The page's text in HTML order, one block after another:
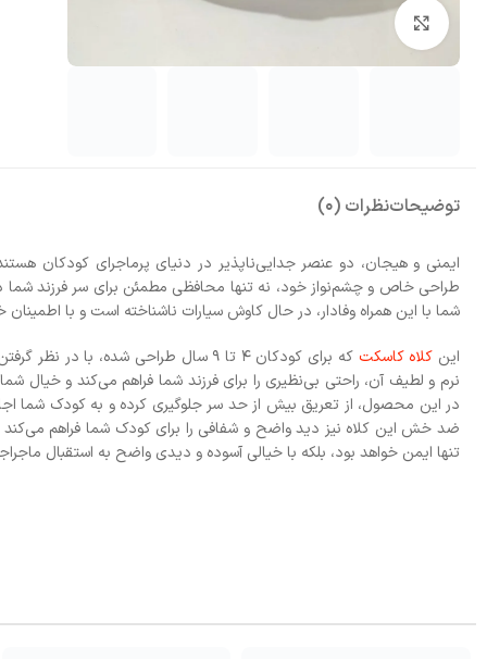
بزرگنمایی تصویر
توضیحاتنظرات (0)
ایمنی و هیجان، دو عنصر جدایی‌ناپذیر در دنیای پرماجرای کودکان
طراحی خاص و چشم‌نواز خود، نه تنها محافظی مطمئن برای سر فرزند شما
شما با این همراه وفادار، در حال کاوش سیارات ناشناخته است و با اطمینان
این کلاه کاسکت
که برای کودکان 4 تا 9 سال طراحی
نرم و لطیف آن، راحتی بی‌نظیری را برای فرزند شما فراهم می‌کند و خیال
در این محصول، از تعریق بیش از حد سر جلوگیری کرده و به کودک شما
ضد خش این کلاه نیز دید واضح و شفافی را برای کودک شما فراهم می‌کند
تنها ایمن خواهد بود، بلکه با خیالی آسوده و دیدی واضح به استقبال